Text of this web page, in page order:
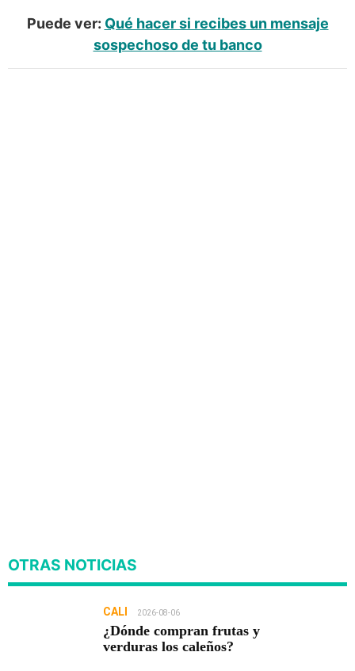
Puede ver: Qué hacer si recibes un mensaje
sospechoso de tu banco
OTRAS NOTICIAS
CALI 2026-08-06
¿Dónde compran frutas y
verduras los caleños?